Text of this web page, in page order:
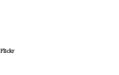
Flickr